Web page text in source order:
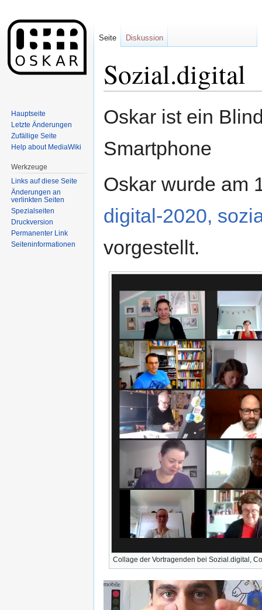
Sozial.digital
Oskar ist ein
Smartphone
Oskar wurde am
digital-2020,
vorgestellt.
Collage der Vortragenden bei Sozial.digital,
Seite Diskussion
Hauptseite
Letzte Änderungen
Zufällige Seite
Help about MediaWiki
Werkzeuge
Links auf diese Seite
Änderungen an
verlinkten Seiten
Spezialseiten
Druckversion
Permanenter Link
Seiten­informationen